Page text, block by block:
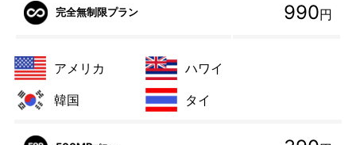
完全無制限プラン 990円
アメリカ
ハワイ
韓国
タイ